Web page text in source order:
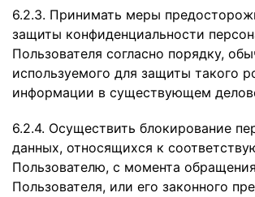
6.2.3. Принимать меры
защиты конфиденциальности
Пользователя согласно порядку,
используемого для защиты такого
информации в существующем
6.2.4. Осуществить блокирование
данных, относящихся к
Пользователю, с момента
Пользователя, или его законного